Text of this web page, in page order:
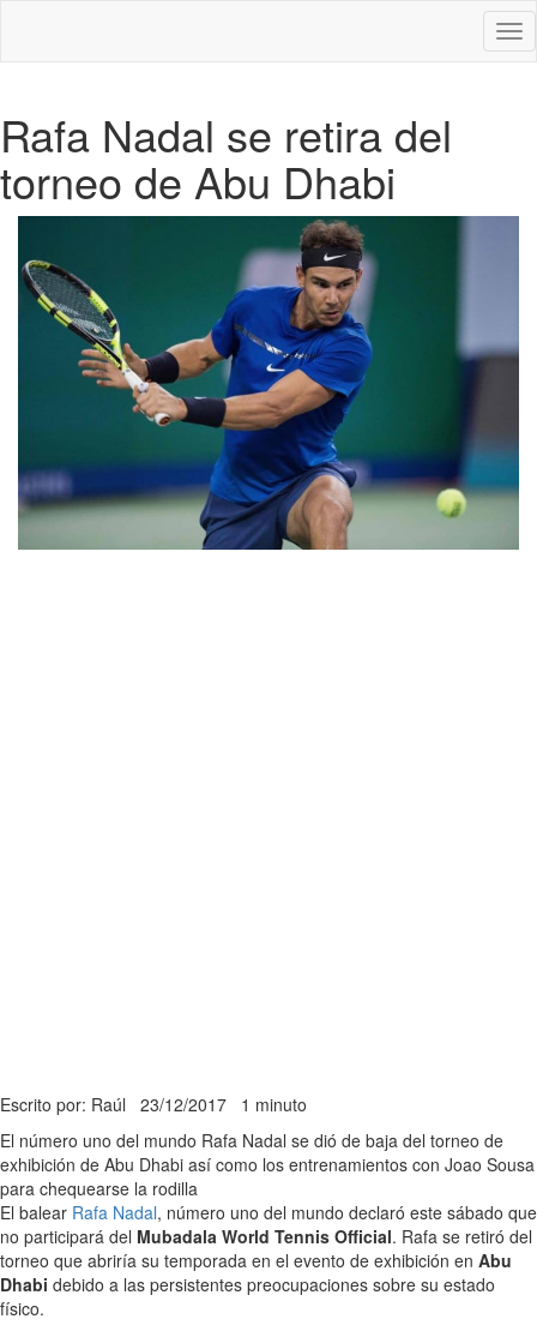
Rafa Nadal se retira del
torneo de Abu Dhabi
Escrito por: Raúl 23/12/2017 1 minuto
El número uno del mundo Rafa Nadal se dió de baja del torneo de
exhibición de Abu Dhabi así como los entrenamientos con Joao Sousa
para chequearse la rodilla
El balear Rafa Nadal, número uno del mundo declaró este sábado que
no participará del Mubadala World Tennis Official. Rafa se retiró del
torneo que abriría su temporada en el evento de exhibición en Abu
Dhabi debido a las persistentes preocupaciones sobre su estado
físico.